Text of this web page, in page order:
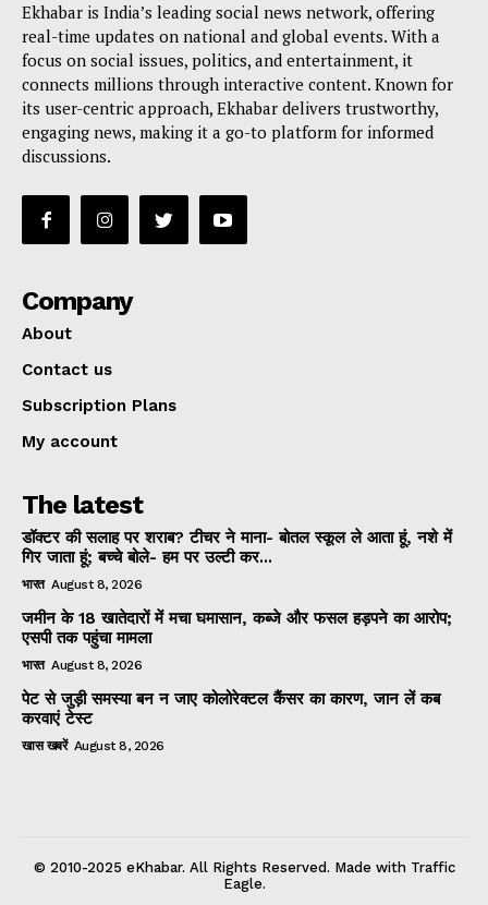
Ekhabar is India’s leading social news network, offering
real-time updates on national and global events. With a
focus on social issues, politics, and entertainment, it
connects millions through interactive content. Known for
its user-centric approach, Ekhabar delivers trustworthy,
engaging news, making it a go-to platform for informed
discussions.
Company
About
Contact us
Subscription Plans
My account
The latest
डॉक्टर की सलाह पर शराब? टीचर ने माना- बोतल स्कूल ले आता हूं, नशे में
गिर जाता हूं; बच्चे बोले- हम पर उल्टी कर...
भारत August 8, 2026
जमीन के 18 खातेदारों में मचा घमासान, कब्जे और फसल हड़पने का आरोप;
एसपी तक पहुंचा मामला
भारत August 8, 2026
पेट से जुड़ी समस्या बन न जाए कोलोरेक्टल कैंसर का कारण, जान लें कब
करवाएं टेस्ट
खास खबरें August 8, 2026
© 2010-2025 eKhabar. All Rights Reserved. Made with Traffic
Eagle.